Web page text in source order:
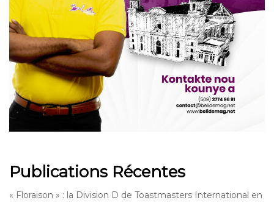
Publications Récentes
« Floraison » : la Division D de Toastmasters International en